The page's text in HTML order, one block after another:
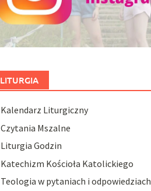
LITURGIA
Kalendarz Liturgiczny
Czytania Mszalne
Liturgia Godzin
Katechizm Kościoła Katolickiego
Teologia w pytaniach i odpowiedziach